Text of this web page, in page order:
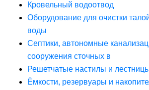
Кровельный водоотвод
Оборудование для очистки
воды
Септики, автономные
сооружения сточных в
Решетчатые настилы и
Ёмкости, резервуары и